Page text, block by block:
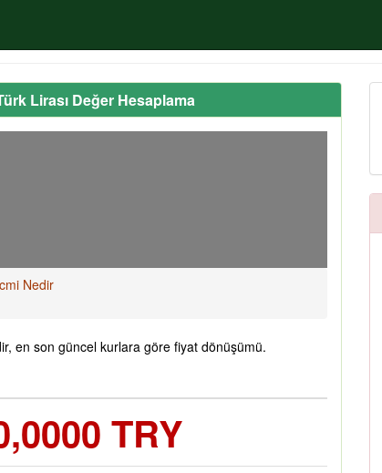
Lirası Değer Hesaplama
Nedir
en son güncel kurlara göre fiyat dönüşümü.
TRY